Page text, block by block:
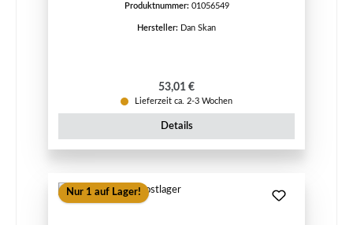
Produktnummer: 01056549
Hersteller: Dan Skan
Regulärer Preis:
53,01 €
Lieferzeit ca. 2-3 Wochen
Details
Nur 1 auf Lager!